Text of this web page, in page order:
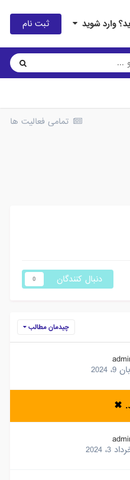
وارد شوید ثبت نام
تمامی فعالیت ها
دنبال کنندگان 0
چیدمان مطالب
9، 2024
✖
3، 2024